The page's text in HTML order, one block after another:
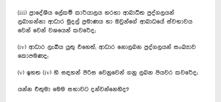
(iii) ප්‍රාදේශීය ලේකම් කාර්යාලය හරහා ආබාධිත පුද්ගලයන්
ලබාගන්නා ආධාර මුදල් ප්‍රමාණය හා ඔවුන්ගේ ආබාධයේ ස්වභාවය
වෙන් වෙන් වශයෙන් කවරේද;
(iv) ආධාර ලැබිය යුතු එහෙත්, ආධාර නොලබන පුද්ගලයන් සංඛ්‍යාව
කොපමණද;
(v) ඉහත (iv) හි සඳහන් පිරිස වෙනුවෙන් ගනු ලබන පියවර කවරේද;
යන්න එතුමා මෙම සභාවට දන්වන්නෙහිද?